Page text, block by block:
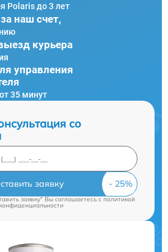
Polaris до 3 лет
наш счет,
курьера
управления
35 минут
со
заявку
заявку" Вы соглашаетесь cполитикой